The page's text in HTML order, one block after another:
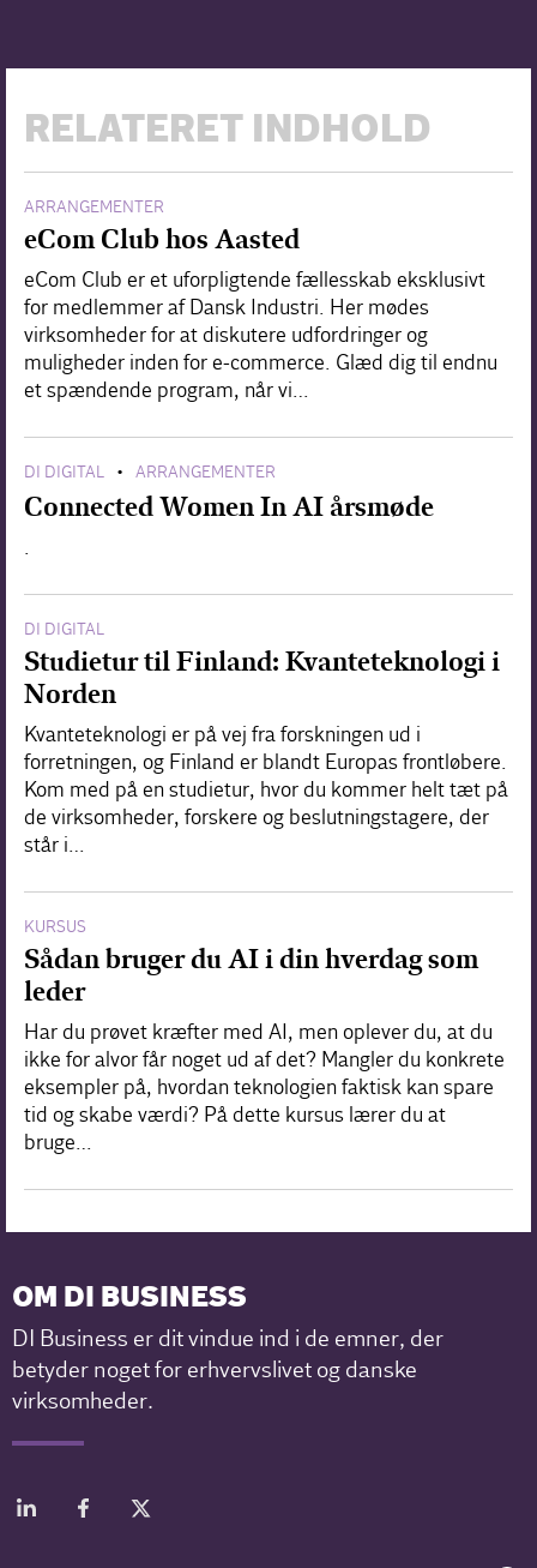
RELATERET INDHOLD
ARRANGEMENTER
eCom Club hos Aasted
eCom Club er et uforpligtende fællesskab eksklusivt
for medlemmer af Dansk Industri. Her mødes
virksomheder for at diskutere udfordringer og
muligheder inden for e-commerce. Glæd dig til endnu
et spændende program, når vi…
DI DIGITAL • ARRANGEMENTER
Connected Women In AI årsmøde
.
DI DIGITAL
Studietur til Finland: Kvanteteknologi i
Norden
Kvanteteknologi er på vej fra forskningen ud i
forretningen, og Finland er blandt Europas frontløbere.
Kom med på en studietur, hvor du kommer helt tæt på
de virksomheder, forskere og beslutningstagere, der
står i…
KURSUS
Sådan bruger du AI i din hverdag som
leder
Har du prøvet kræfter med AI, men oplever du, at du
ikke for alvor får noget ud af det? Mangler du konkrete
eksempler på, hvordan teknologien faktisk kan spare
tid og skabe værdi? På dette kursus lærer du at
bruge…
OM DI BUSINESS
DI Business er dit vindue ind i de emner, der
betyder noget for erhvervslivet og danske
virksomheder.